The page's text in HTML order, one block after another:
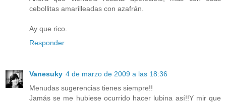
cebollitas amarilleadas con azafrán.
Ay que rico.
Responder
Vanesuky 4 de marzo de 2009 a las 18:36
Menudas sugerencias tienes siempre!!
Jamás se me hubiese ocurrido hacer lubina así!!Y mir que